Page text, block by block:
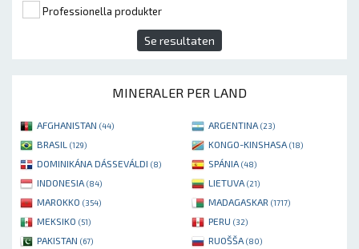
Professionella produkter
Se resultaten
MINERALER PER LAND
AFGHANISTAN (44) ARGENTINA (23)
BRASIL (129) KONGO-KINSHASA (18)
DOMINIKÁNA DÁSSEVÁLDI (8) SPÁNIA (48)
INDONESIA (84) LIETUVA (21)
MAROKKO (354) MADAGASKAR (1717)
MEKSIKO (51) PERU (32)
PAKISTAN (67) RUOŠŠA (80)